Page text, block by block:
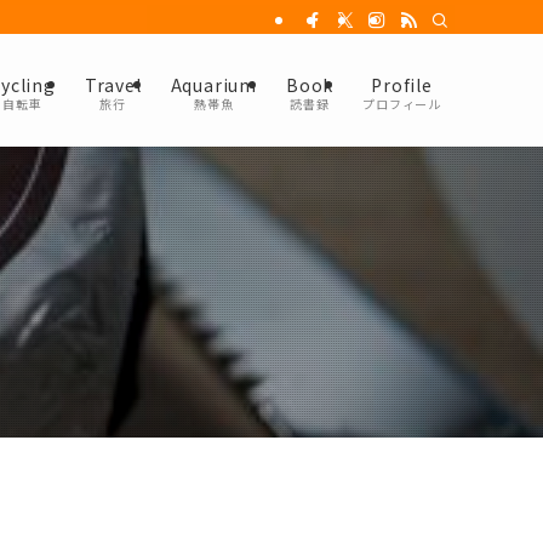
自転車
Travel
旅行
Aquarium
熱帯魚
Book
読書録
Profile
プロフィール